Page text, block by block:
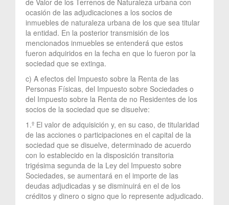
ocasión de las adjudicaciones a los socios de
inmuebles de naturaleza urbana de los que sea titular
la entidad. En la posterior transmisión de los
mencionados inmuebles se entenderá que estos
fueron adquiridos en la fecha en que lo fueron por la
sociedad que se extinga.
c) A efectos del Impuesto sobre la Renta de las
Personas Físicas, del Impuesto sobre Sociedades o
del Impuesto sobre la Renta de no Residentes de los
socios de la sociedad que se disuelve:
1.º El valor de adquisición y, en su caso, de titularidad
de las acciones o participaciones en el capital de la
sociedad que se disuelve, determinado de acuerdo
con lo establecido en la disposición transitoria
trigésima segunda de la Ley del Impuesto sobre
Sociedades, se aumentará en el importe de las
deudas adjudicadas y se disminuirá en el de los
créditos y dinero o signo que lo represente adjudicado.